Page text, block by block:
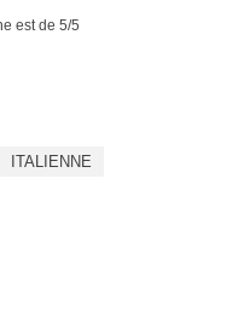
est de 5/5
ITALIENNE